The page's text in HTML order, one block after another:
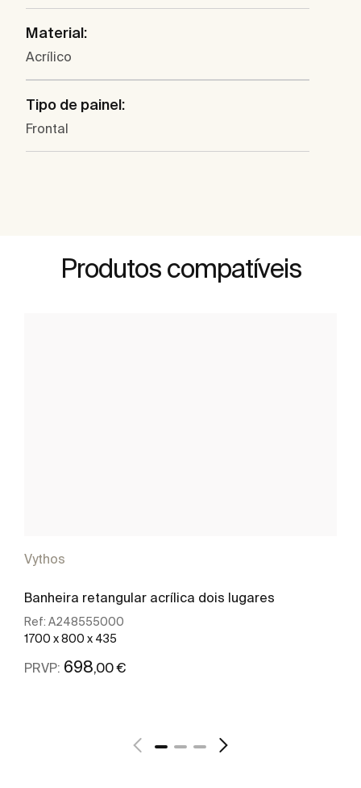
Material:
Acrílico
Tipo de painel:
Frontal
Produtos compatíveis
Vythos
Banheira retangular acrílica dois lugares
Ref: A248555000
1700 x 800 x 435
PRVP: 698,00 €